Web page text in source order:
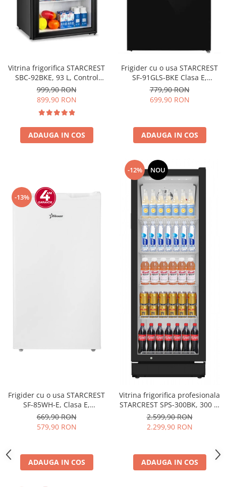
Vitrina frigorifica STARCREST
SBC-92BKE, 93 L, Control
temperatura, Usa sticla, H
83.2 cm, Negru
999,90 RON
899,90 RON
ADAUGA IN COS
Frigider cu o usa STARCREST
SF-91GLS-BKE Clasa E,
Capacitate 91L, Iluminare
interioara, H 83 cm, Sticla
Neagra
779,90 RON
699,90 RON
ADAUGA IN COS
-13%
Frigider cu o usa STARCREST
SF-85WH-E, Clasa E,
Capacitate 85L, Iluminare
interioara, Compartiment
gheata, H 82 cm, Alb
669,90 RON
579,90 RON
ADAUGA IN COS
-12% NOU
Vitrina frigorifica profesionala
STARCREST SPS-300BK, 300 L,
Termostat reglabil, Iluminare
LED, H 169.5 cm, Negru
2.599,90 RON
2.299,90 RON
ADAUGA IN COS